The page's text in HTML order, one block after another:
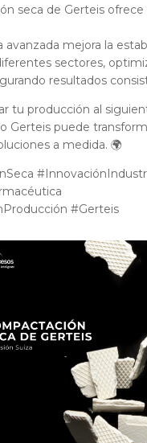
seca de Gerteis ofrece
avanzada mejora la
sectores,
resultados
tu producción al
Gerteis puede
a medida. 🌍
#Gerteis